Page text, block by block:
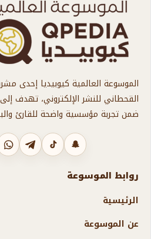
الموسوعة العالمية كيوبيديا إحدى
القحطاني للنشر الإلكتروني، تهدف
ضمن تجربة مؤسسية واضحة للقارئ
واتسابتليجرامتيك توكسناب شات
روابط الموسوعة
الرئيسية
عن الموسوعة